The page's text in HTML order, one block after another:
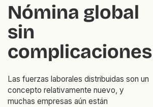
Nómina global
sin
complicaciones
Las fuerzas laborales distribuidas son un
concepto relativamente nuevo, y
muchas empresas aún están